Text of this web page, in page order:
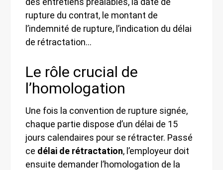
rupture du contrat, le montant de
l’indemnité de rupture, l’indication du délai
de rétractation…
Le rôle crucial de
l’homologation
Une fois la convention de rupture signée,
chaque partie dispose d’un délai de 15
jours calendaires pour se rétracter. Passé
ce délai de rétractation, l’employeur doit
ensuite demander l’homologation de la